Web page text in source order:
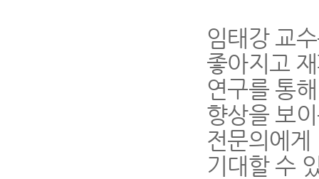
임태강 교
좋아지고
연구를 통
향상을 보
전문의에
기대할 수